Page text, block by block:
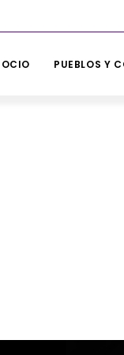
PUEBLOS Y